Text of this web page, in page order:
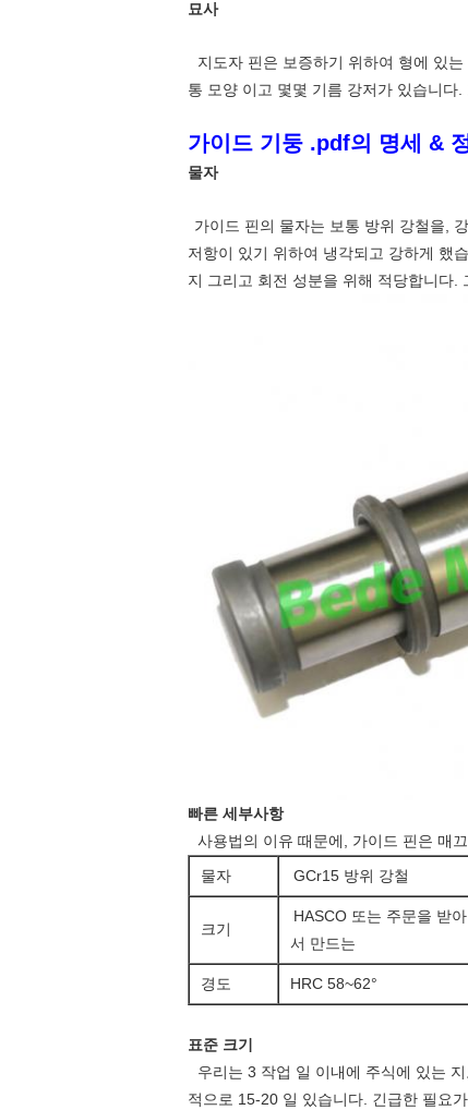
묘사
지도자 핀은 보증하기 위하여 형에 있
통 모양 이고 몇몇 기름 강저가 있습니다
가이드 기둥 .pdf의 명세 &
물자
가이드 핀의 물자는 보통 방위 강철을,
저항이 있기 위하여 냉각되고 강하게 했
지 그리고 회전 성분을 위해 적당합니다.
빠른 세부사항
사용법의 이유 때문에, 가이드 핀은 매
물자
GCr15 방위 강철
크기
HASCO 또는 주문을 받아
서 만드는
경도 HRC 58~62°
표준 크기
우리는 3 작업 일 이내에 주식에 있는
적으로 15-20 일 있습니다. 긴급한 필요